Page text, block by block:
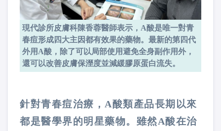
現代診所皮膚科陳香蓉醫師表示，A酸是唯一對青
春痘形成四大主因都有效果的藥物。最新的第四代
外用A酸，除了可以局部使用避免全身副作用外，
還可以改善皮膚保溼度並減緩膠原蛋白流失。
針對青春痘治療，A酸類產品長期以來
都是醫學界的明星藥物。雖然A酸在治